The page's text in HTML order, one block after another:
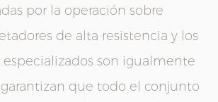
por la operación sobre
de alta resistencia y los
especializados son igualmente
que todo el conjunto